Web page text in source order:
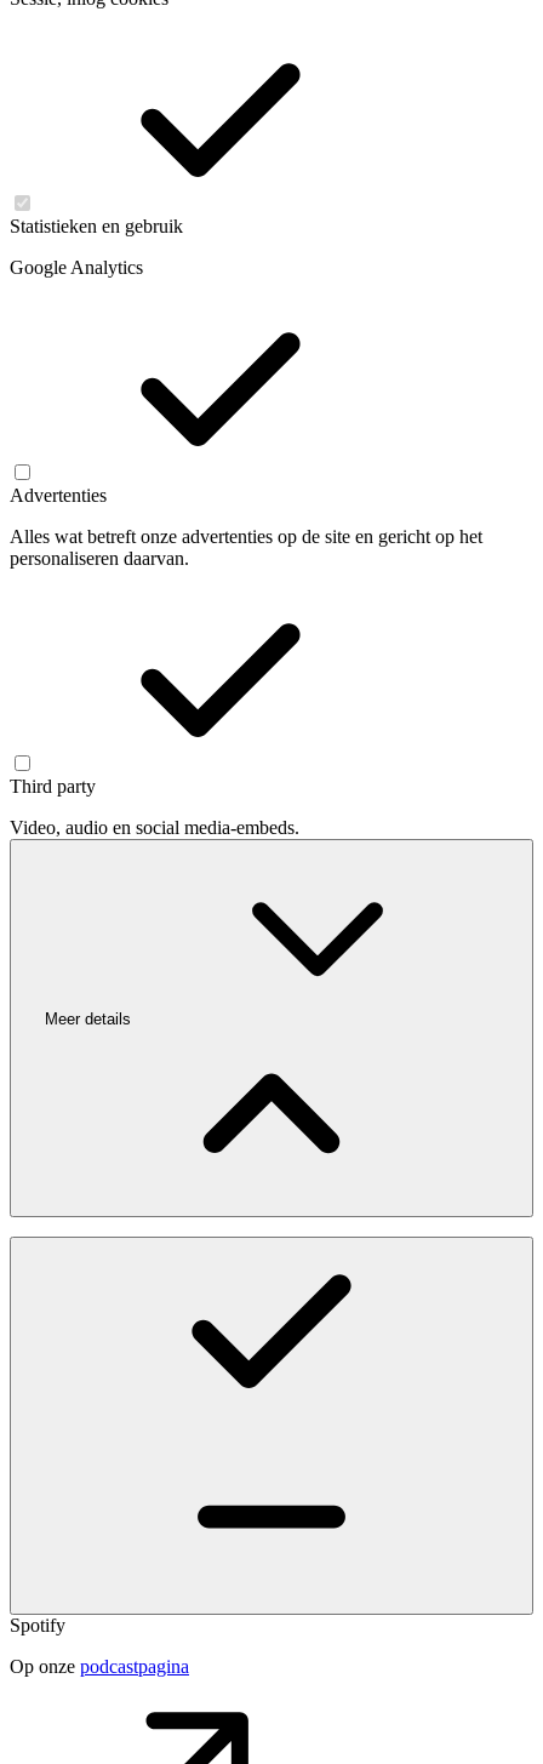
Statistieken en gebruik
Google Analytics
Advertenties
Alles wat betreft onze advertenties op de site en gericht op het
personaliseren daarvan.
Third party
Video, audio en social media-embeds.
Meer details
Spotify
Op onze podcastpagina